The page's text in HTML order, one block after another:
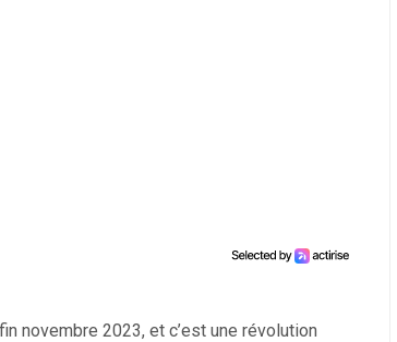
novembre 2023, et c’est une révolution